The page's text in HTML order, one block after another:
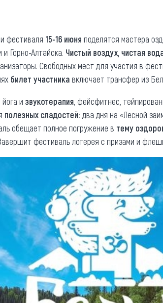
привезти (сувениры)
Как
фестиваля 15-16 июня поделятся мастера
Горно-Алтайска. Чистый воздух, чистая
Свободных мест для участия в
билет участника включает трансфер из
и звукотерапия, фейсфитнес,
полезных сладостей: два дня на «Лесной
обещает полное погружение в тему
фестиваль лотерея с призами и